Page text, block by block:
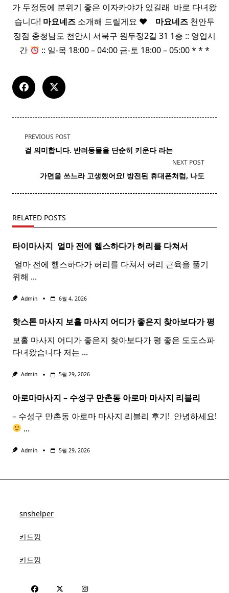
가 두정동에 분위기 좋은 이자카야가 있길래 ​ 바로 다녀왔
습니다! 마요네즈 소개해 드릴게요 ❤︎ ​ ​ ​ 마요네즈 천안두
정점 충청남도 천안시 서북구 원두정2길 31 1층 :: 영업시
간
:: 일-목 18:00 – 04:00 금-토 18:00 – 05:00 * * *
<span
class="nav-
text">Page</span>
PREVIOUS POST
걸 의미합니다. 반려동물을 단순히 키운다 라는
NEXT POST
가면을 쓰느라 고생했어요! 방전된 휴대폰처럼, 나도
RELATED POSTS
타이마사지 ​ 얼마 전에 헬스하다가 허리를 다쳐서
​ 얼마 전에 헬스하다가 허리를 다쳐서 허리 근육을 풀기
위해 ...
Admin 6월 4, 2026
핫스톤 마사지 보홀 마사지 어디가 좋은지 찾아보다가 평
보홀 마사지 어디가 좋은지 찾아보다가 평 좋은 도도스파
다녀왔습니다 저는 ...
Admin 5월 29, 2026
아로마마사지 – 수성구 만촌동 아로마 마사지 리블리
– 수성구 만촌동 아로마 마사지 리블리 후기! ​ 안녕하세요!
...
Admin 5월 29, 2026
snshelper
카드깡
카드깡